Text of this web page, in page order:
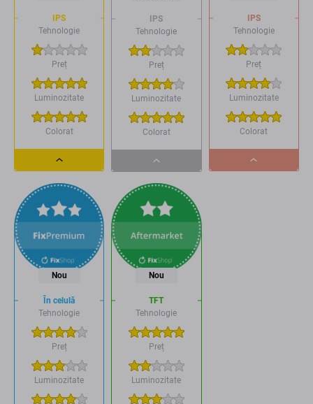
IPS
Tehnologie
Preț
Luminozitate
Colorat
Dropdown
button
IPS
Tehnologie
Preț
Luminozitate
Colorat
Dropdown
button
IPS
Tehnologie
Preț
Luminozitate
Colorat
Dropdown
Nou
În celulă
Tehnologie
Preț
Luminozitate
Nou
TFT
Tehnologie
Preț
Luminozitate